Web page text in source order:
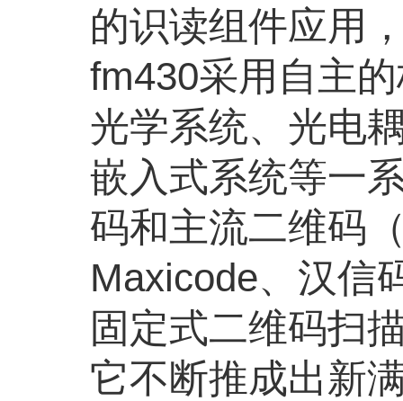
的识读组件应用
fm430采用自主
光学系统、光电
嵌入式系统等一
码和主流二维码
Maxicode、汉信
固定式二维码扫
它不断推成出新